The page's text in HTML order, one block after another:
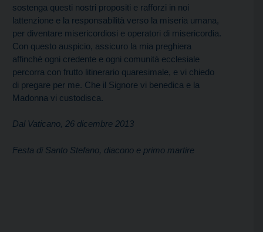
sostenga questi nostri propositi e rafforzi in noi
lattenzione e la responsabilità verso la miseria umana,
per diventare misericordiosi e operatori di misericordia.
Con questo auspicio, assicuro la mia preghiera
affinché ogni credente e ogni comunità ecclesiale
percorra con frutto litinerario quaresimale, e vi chiedo
di pregare per me. Che il Signore vi benedica e la
Madonna vi custodisca.
Dal Vaticano, 26 dicembre 2013
Festa di Santo Stefano, diacono e primo martire